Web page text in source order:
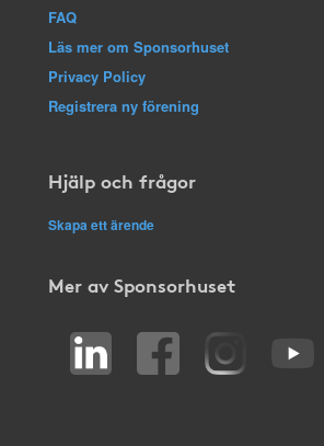
FAQ
Läs mer om Sponsorhuset
Privacy Policy
Registrera ny förening
Hjälp och frågor
Skapa ett ärende
Mer av Sponsorhuset